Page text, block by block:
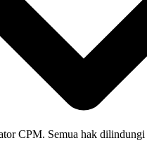
CPM. Semua hak dilindungi